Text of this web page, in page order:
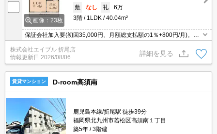
画像：23枚
敷
なし 礼
6万
3階
1LDK 40.04m²
保証会社加入要(初回35,000円、月額総支払額の1％+800円/月)。浴
室換気乾燥式。温水洗浄便座付き。システムキッチン。エアコン1
基付き。追焚給湯。シャワー付独立洗面台。
株式会社エイブル 折尾店
情報更新日 2026/08/06
詳細を見る
賃貸マンション D-room高須南
鹿児島本線/折尾駅 徒歩39分
福岡県北九州市若松区高須南１丁目
築5年
3階建